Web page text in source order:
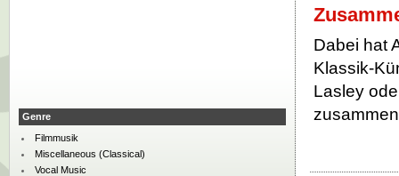
Dabei hat
Klassik-
Lasley
Genre
Filmmusik
Miscellaneous (Classical)
Vocal Music